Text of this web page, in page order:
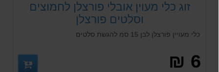
זוג כלי מעוין אובלי פורצלן לחמוצים
וסלטים פורצלן
כלי מעויין פורצלן לבן 15 סמ להגשת סלטים
6 ₪